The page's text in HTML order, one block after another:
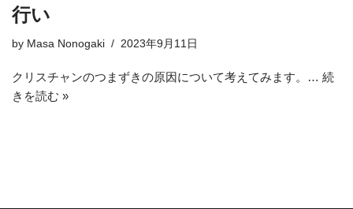
行い
by Masa Nonogaki 2023年9月11日
クリスチャンのつまずきの原因について考えてみます。… 続
きを読む »